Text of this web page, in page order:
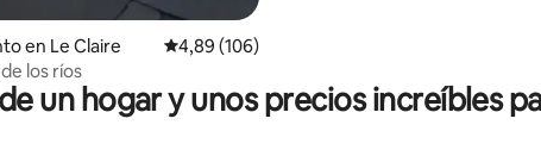
en Le Claire Calificación promedio: 4,89 de 5. 106
4,89 (106)
los ríos
un hogar y unos precios increíbles